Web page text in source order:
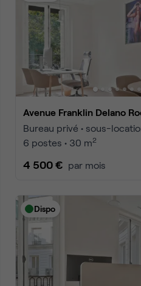
Avenue Franklin Delano
Bureau privé • sous-
6 postes • 30 m2
4 500 € par mois
Dispo